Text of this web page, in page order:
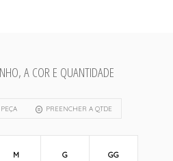
A COR E QUANTIDADE
PREENCHER A QTDE
M G GG